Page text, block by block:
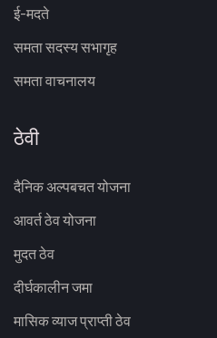
ई-मदते
समता सदस्य सभागृह
समता वाचनालय
ठेवी
दैनिक अल्पबचत योजना
आवर्त ठेव योजना
मुदत ठेव
दीर्घकालीन जमा
मासिक व्याज प्राप्ती ठेव